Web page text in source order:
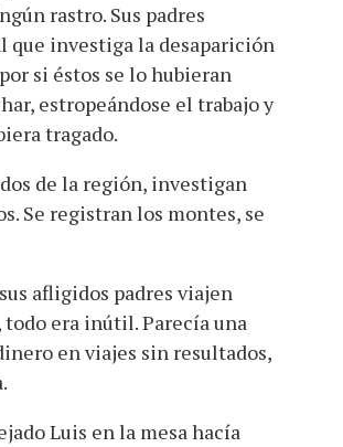
rastro. Sus padres
que investiga la desaparición
si éstos se lo hubieran
estropeándose el trabajo y
tragado.
de la región, investigan
Se registran los montes, se
afligidos padres viajen
era inútil. Parecía una
en viajes sin resultados,
Luis en la mesa hacía